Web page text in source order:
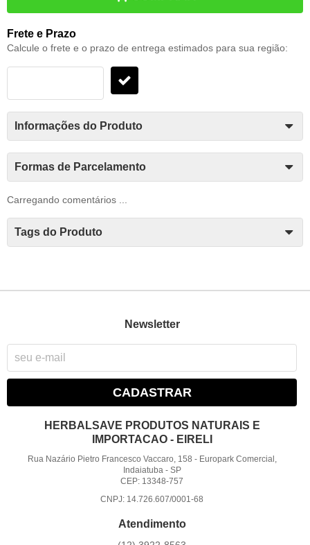
Frete e Prazo
Calcule o frete e o prazo de entrega estimados para sua região:
Informações do Produto
Formas de Parcelamento
Carregando comentários ...
Tags do Produto
Newsletter
CADASTRAR
HERBALSAVE PRODUTOS NATURAIS E
IMPORTACAO - EIRELI
Rua Nazário Pietro Francesco Vaccaro, 158 - Europark Comercial,
Indaiatuba- SP
CEP: 13348-757
CNPJ: 14.726.607/0001-68
Atendimento